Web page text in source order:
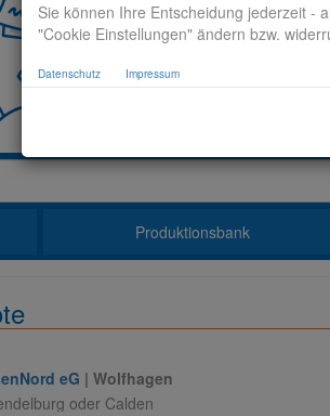
Produktionsbank
eG | Wolfhagen
oder Calden
Sie können Ihre Entscheidung jederzeit -
"Cookie Einstellungen" ändern bzw.
Datenschutz Impressum